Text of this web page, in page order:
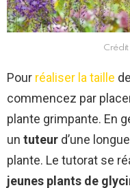
Pour réaliser la taille
commencez par
plante grimpante. En
un tuteur d’une
plante. Le tutorat se
jeunes plants de